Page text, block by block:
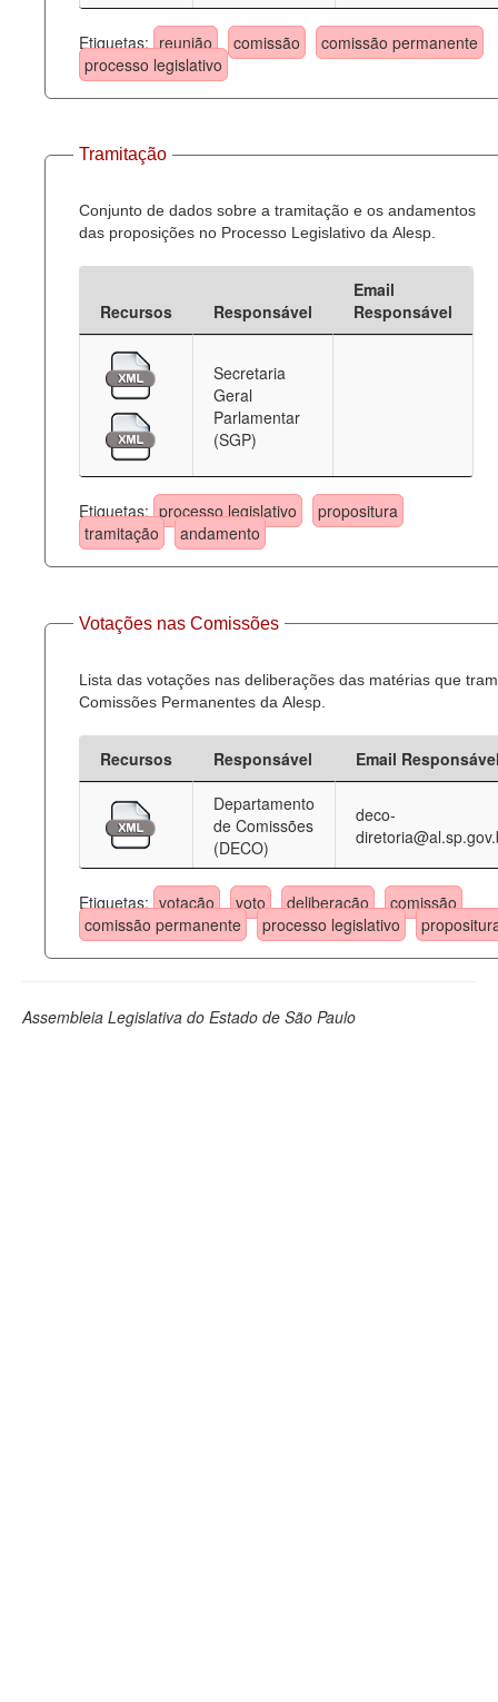
Etiquetas: reunião comissão
comissão permanente
processo legislativo
Tramitação
Conjunto de dados sobre a tramitação e os andamentos
das proposições no Processo Legislativo da Alesp.
Recursos Responsável
Email
Responsável
Secretaria
Geral
Parlamentar
(SGP)
Etiquetas: processo legislativo
propositura
tramitação
andamento
Votações nas Comissões
Lista das votações nas deliberações das matérias que
Comissões Permanentes da Alesp.
Recursos Responsável
Email
Departamento
de Comissões
(DECO)
deco-
Etiquetas: votação voto deliberação
comissão
comissão permanente
processo legislativo
Assembleia Legislativa do Estado de São Paulo